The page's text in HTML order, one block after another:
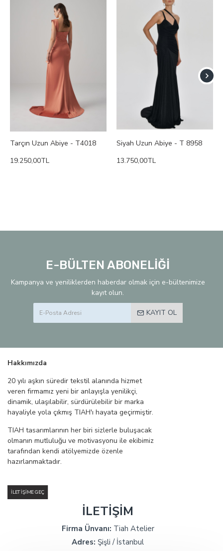
Tarçın Uzun Abiye - T4018
19.250,00TL
Siyah Uzun Abiye - T 8958
13.750,00TL
E-BÜLTEN ABONELİĞİ
Kampanya ve yeniliklerden haberdar olmak için e-bültenimize
kayıt olun.
KAYIT OL
Hakkımızda
20 yılı aşkın süredir tekstil alanında hizmet
veren firmamız yeni bir anlayışla yenilikçi,
dinamik, ulaşılabilir, sürdürülebilir bir marka
hayaliyle yola çıkmış TIAH'ı hayata geçirmiştir.
TIAH tasarımlarının her biri sizlerle buluşacak
olmanın mutluluğu ve motivasyonu ile ekibimiz
tarafından kendi atölyemizde özenle
hazırlanmaktadır.
İLETIŞIME GEÇ
İLETİŞİM
Firma Ünvanı: Tiah Atelier
Adres: Şişli / İstanbul